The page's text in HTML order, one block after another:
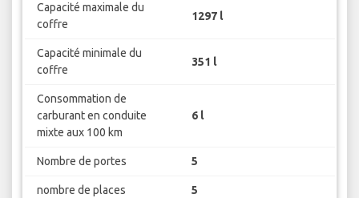
Capacité maximale du
coffre
1297 l
Capacité minimale du
coffre
351 l
Consommation de
carburant en conduite
mixte aux 100 km
6 l
Nombre de portes 5
nombre de places 5